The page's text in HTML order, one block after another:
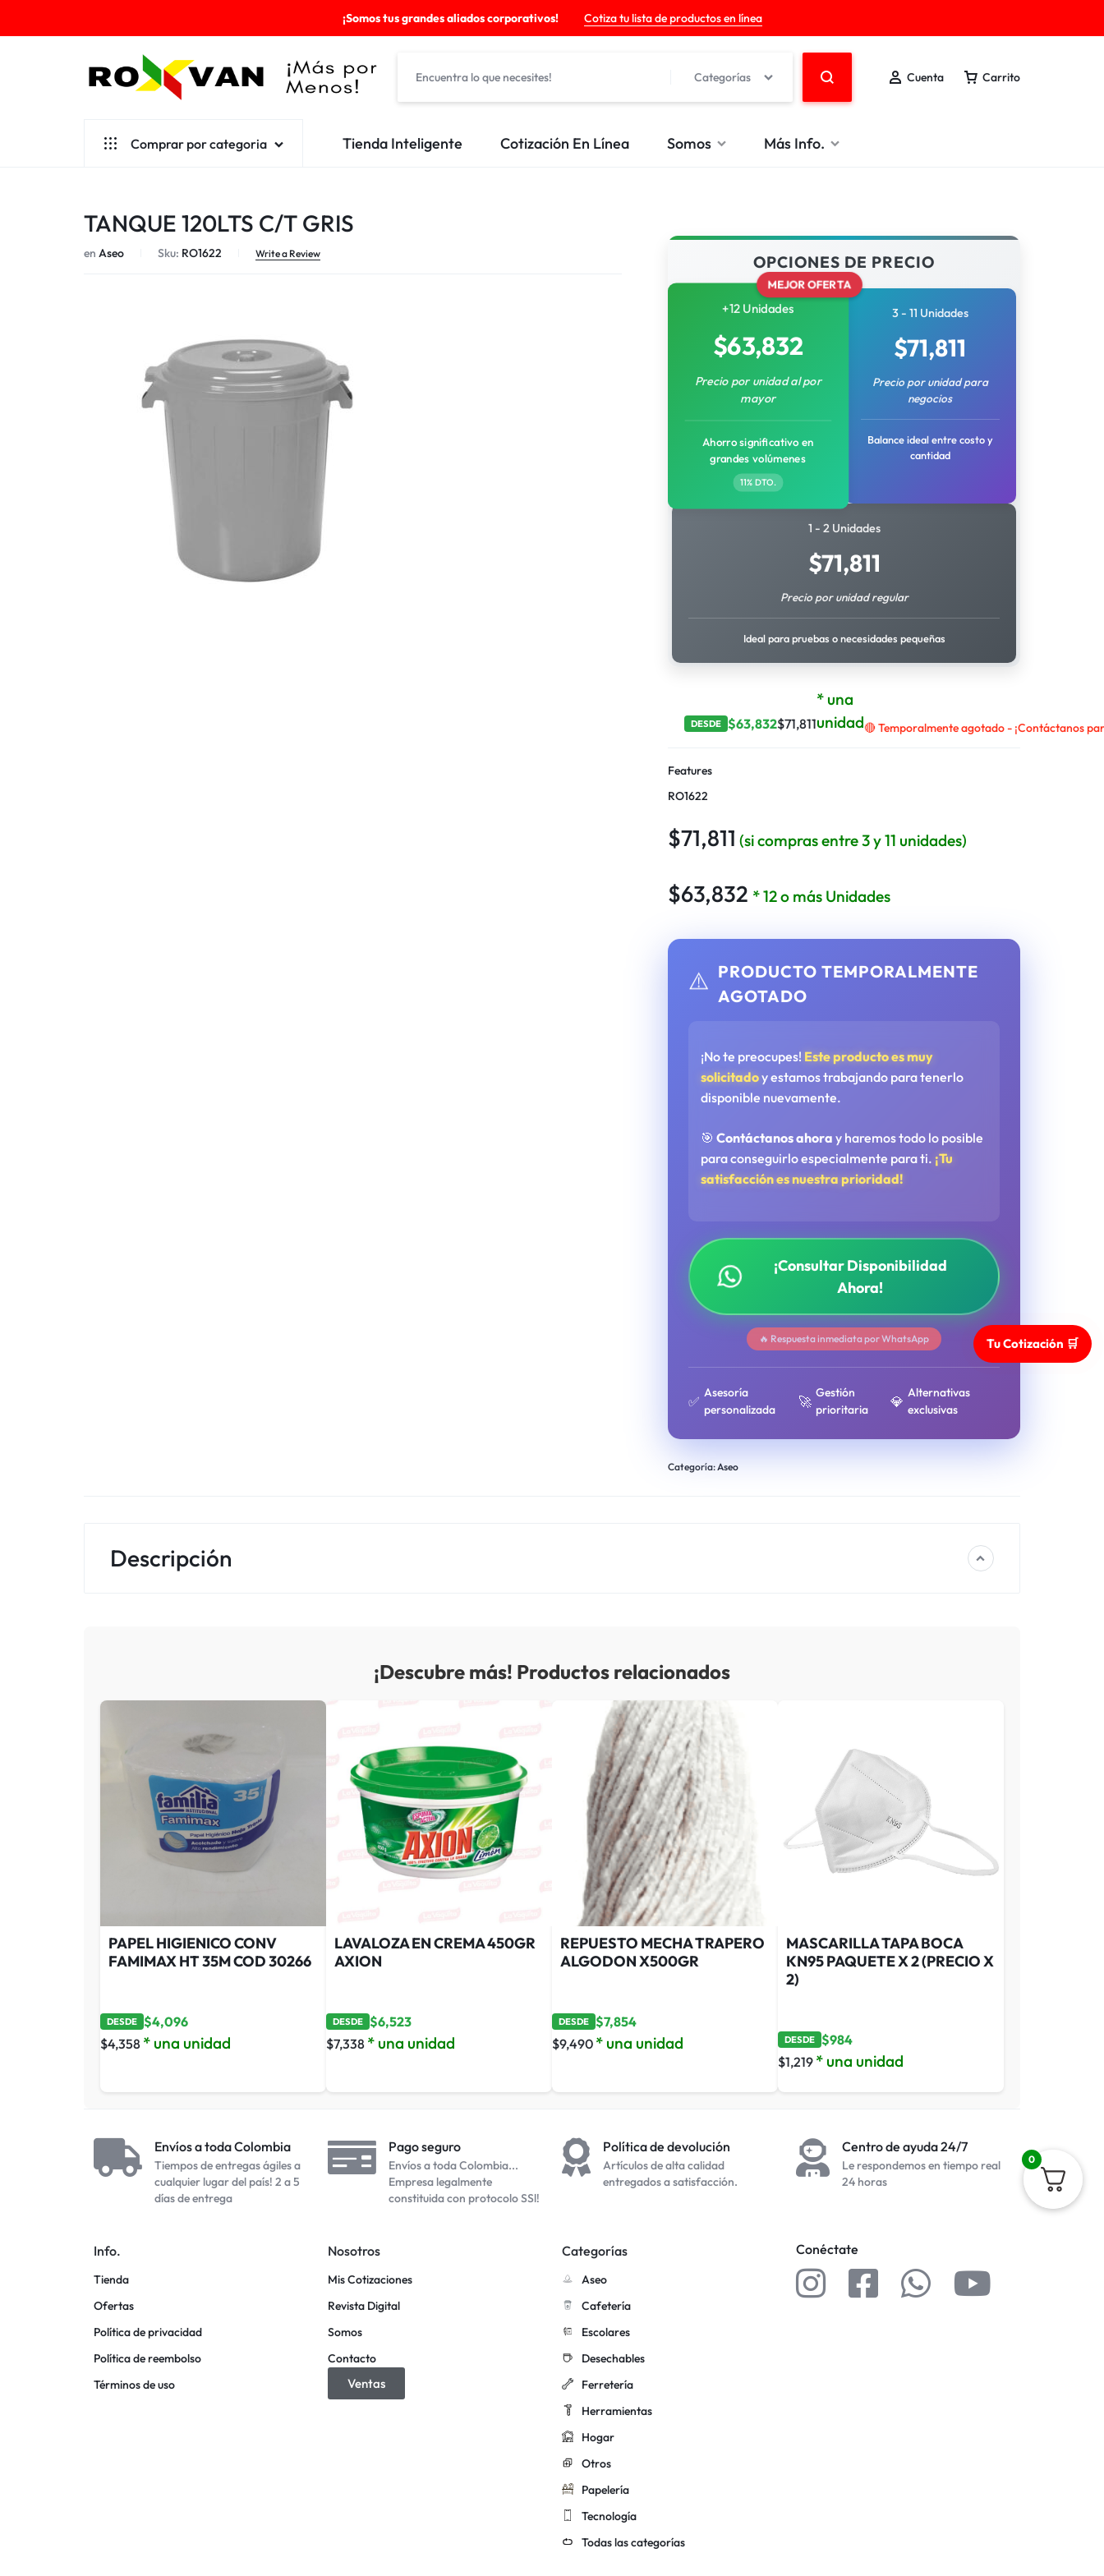
¡Somos tus grandes aliados corporativos! Cotiza tu lista de productos en línea
¡MÁS
MENOS!
Categorías Cuenta Carrito
Comprar por categoria
Cafetería
Escolares
Herramientas
Hogar
Papelería
Tecnología
Todas las categorías
Tienda Inteligente Cotización En Línea Somos Más Info.
TANQUE 120LTS C/T GRIS
en Aseo Sku: RO1622 Write a Review OPCIONES DE PRECIO
MEJOR OFERTA
+12 Unidades
$63,832
Precio por unidad al por
mayor
Ahorro significativo en
grandes volúmenes
11% DTO.
3 - 11 Unidades
$71,811
Precio por unidad para
negocios
Balance ideal entre costo y
cantidad
1 - 2 Unidades
$71,811
Precio por unidad regular
Ideal para pruebas o necesidades pequeñas
DESDE $63,832$71,811
* una
unidad🔴 Temporalmente agotado - ¡Contáctanos
Features
RO1622
$71,811 (si compras entre 3 y 11 unidades)
$63,832 * 12 o más Unidades
⚠️ PRODUCTO TEMPORALMENTE
AGOTADO
¡No te preocupes! Este producto es muy
solicitadoy estamos trabajando para tenerlo
disponible nuevamente.
🎯Contáctanos ahora y haremos todo lo posible
para conseguirlo especialmente para ti. ¡Tu
satisfacción es nuestra prioridad!
¡Consultar Disponibilidad
Ahora!
🔥 Respuesta inmediata por WhatsApp
✅
Asesoría
personalizada
🚀
Gestión
prioritaria
💎
Alternativas
exclusivas
Categoría: Aseo
Descripción
¡Descubre más! Productos relacionados
PAPEL HIGIENICO CONV
FAMIMAX HT 35M COD 30266
DESDE $4,096
$4,358 * una unidad
LAVALOZA EN CREMA 450GR
AXION
DESDE $6,523
$7,338 * una unidad
REPUESTO MECHA TRAPERO
ALGODON X500GR
DESDE $7,854
$9,490 * una unidad
MASCARILLA TAPA BOCA
KN95 PAQUETE X 2 (PRECIO X
2)
DESDE $984
$1,219 * una unidad
Envíos a toda Colombia
Tiempos de entregas ágiles a
cualquier lugar del país! 2 a 5
días de entrega
Pago seguro
Envíos a toda Colombia...
Empresa legalmente
constituida con protocolo SSl!
Política de devolución
Artículos de alta calidad
entregados a satisfacción.
Centro de ayuda 24/7
Le respondemos en tiempo real
24 horas
Info.
Tienda
Ofertas
Política de privacidad
Política de reembolso
Términos de uso
Nosotros
Mis Cotizaciones
Revista Digital
Somos
Contacto
Ventas
Categorías
Aseo
Cafetería
Escolares
Desechables
Ferretería
Herramientas
Hogar
Otros
Papelería
Tecnología
Todas las categorías
Conéctate
Tu Cotización 🛒
0